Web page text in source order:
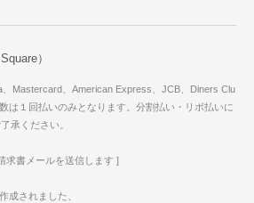
）
Mastercard、American Express、JCB、Diners Clu
は１回払いのみとなります。分割払い・リボ払いに
承ください。
求書メールを送信します ]
成されました、